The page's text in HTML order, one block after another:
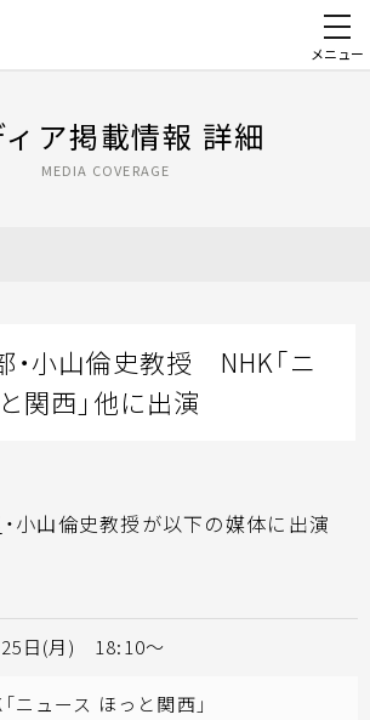
メニュー
ィア掲載情報 詳細
MEDIA COVERAGE
・小山倫史教授 NHK「ニ
関西」他に出演
・小山倫史教授が以下の媒体に出演
日(月) 18:10～
ニュース ほっと関西」